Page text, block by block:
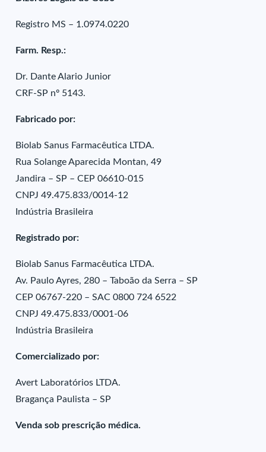
Registro MS – 1.0974.0220
Farm. Resp.:
Dr. Dante Alario Junior
CRF-SP nº 5143.
Fabricado por:
Biolab Sanus Farmacêutica LTDA.
Rua Solange Aparecida Montan, 49
Jandira – SP – CEP 06610-015
CNPJ 49.475.833/0014-12
Indústria Brasileira
Registrado por:
Biolab Sanus Farmacêutica LTDA.
Av. Paulo Ayres, 280 – Taboão da Serra – SP
CEP 06767-220 – SAC 0800 724 6522
CNPJ 49.475.833/0001-06
Indústria Brasileira
Comercializado por:
Avert Laboratórios LTDA.
Bragança Paulista – SP
Venda sob prescrição médica.